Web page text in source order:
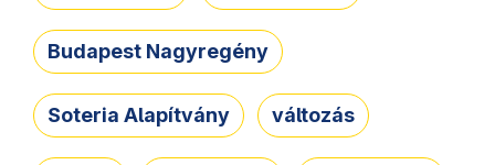
Budapest Nagyregény
Soteria Alapítvány változás